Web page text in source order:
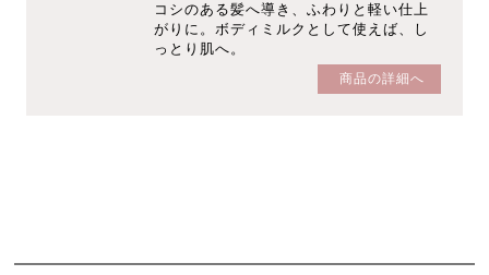
コシのある髪へ導き、ふわりと軽い仕上
がりに。ボディミルクとして使えば、し
っとり肌へ。
商品の詳細へ